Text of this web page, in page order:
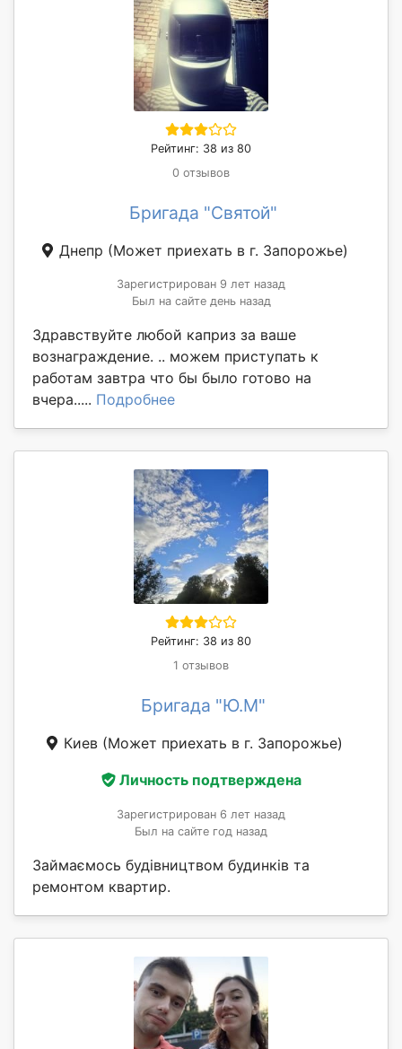
Рейтинг: 38 из 80
0 отзывов
Бригада "Святой"
Днепр (Может приехать в г. Запорожье)
Зарегистрирован 9 лет назад
Был на сайте день назад
Здравствуйте любой каприз за ваше
вознаграждение. .. можем приступать к
работам завтра что бы было готово на
вчера..... Подробнее
Рейтинг: 38 из 80
1 отзывов
Бригада "Ю.М"
Киев (Может приехать в г. Запорожье)
Личность подтверждена
Зарегистрирован 6 лет назад
Был на сайте год назад
Займаємось будівництвом будинків та
ремонтом квартир.